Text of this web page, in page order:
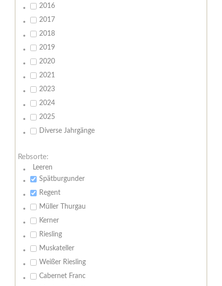
2016
2017
2018
2019
2020
2021
2023
2024
2025
Diverse Jahrgänge
Rebsorte:
Leeren
Spätburgunder
Regent
Müller Thurgau
Kerner
Riesling
Muskateller
Weißer Riesling
Cabernet Franc